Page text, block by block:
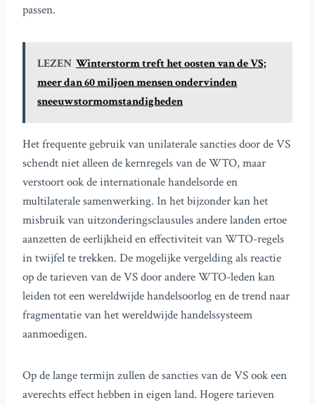
passen.
LEZEN Winterstorm treft het oosten van de VS;
meer dan 60 miljoen mensen ondervinden
sneeuwstormomstandigheden
Het frequente gebruik van unilaterale sancties door de VS
schendt niet alleen de kernregels van de WTO, maar
verstoort ook de internationale handelsorde en
multilaterale samenwerking. In het bijzonder kan het
misbruik van uitzonderingsclausules andere landen ertoe
aanzetten de eerlijkheid en effectiviteit van WTO-regels
in twijfel te trekken. De mogelijke vergelding als reactie
op de tarieven van de VS door andere WTO-leden kan
leiden tot een wereldwijde handelsoorlog en de trend naar
fragmentatie van het wereldwijde handelssysteem
aanmoedigen.
Op de lange termijn zullen de sancties van de VS ook een
averechts effect hebben in eigen land. Hogere tarieven